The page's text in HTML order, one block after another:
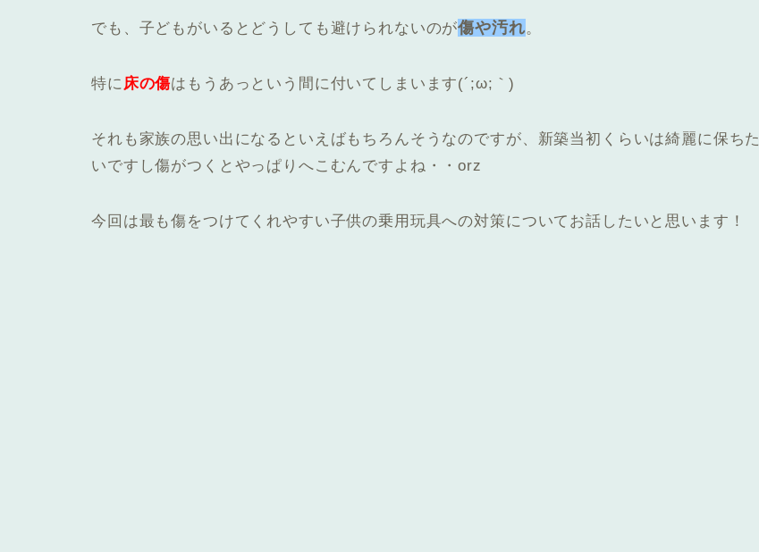
でも、子どもがいるとどうしても避けられないのが傷や汚れ。
特に床の傷はもうあっという間に付いてしまいます(´;ω;｀)
それも家族の思い出になるといえばもちろんそうなのですが、新築当初くらいは綺麗に保ちた
いですし傷がつくとやっぱりへこむんですよね・・orz
今回は最も傷をつけてくれやすい子供の乗用玩具への対策についてお話したいと思います！